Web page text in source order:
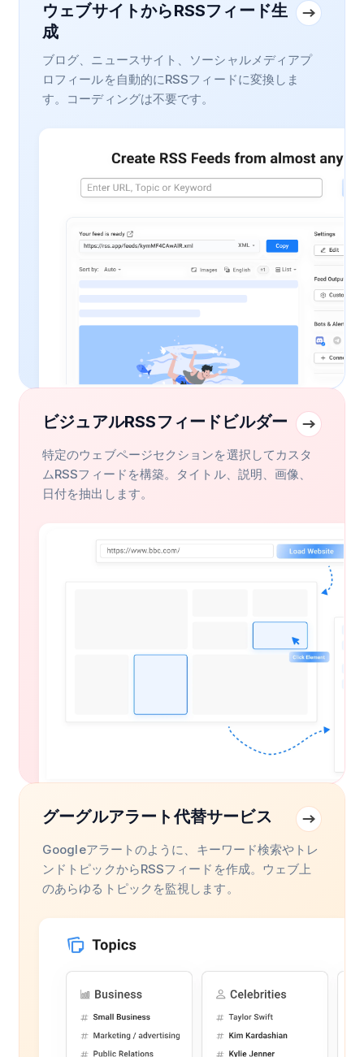
ウェブサイトからRSSフィード生
成
ブログ、ニュースサイト、ソーシャルメディアプ
ロフィールを自動的にRSSフィードに変換しま
す。コーディングは不要です。
ビジュアルRSSフィードビルダー
特定のウェブページセクションを選択してカスタ
ムRSSフィードを構築。タイトル、説明、画像、
日付を抽出します。
グーグルアラート代替サービス
Googleアラートのように、キーワード検索やトレ
ンドトピックからRSSフィードを作成。ウェブ上
のあらゆるトピックを監視します。